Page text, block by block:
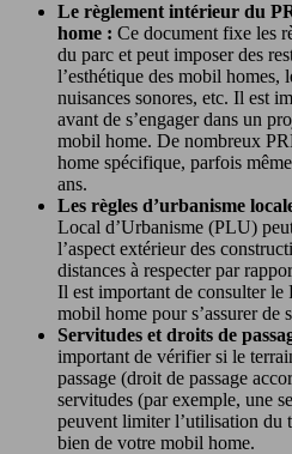
Le règlement intérieur du
home : Ce document fixe les
du parc et peut imposer des
l’esthétique des mobil homes,
nuisances sonores, etc. Il est
avant de s’engager dans un
mobil home. De nombreux
home spécifique, parfois
ans.
Les règles d’urbanisme
Local d’Urbanisme (PLU)
l’aspect extérieur des
distances à respecter par
Il est important de consulter
mobil home pour s’assurer de
Servitudes et droits de
important de vérifier si le
passage (droit de passage
servitudes (par exemple, une
peuvent limiter l’utilisation du
bien de votre mobil home.